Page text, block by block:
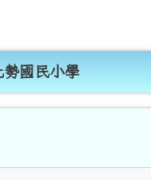
北勢國民小學
國民小學